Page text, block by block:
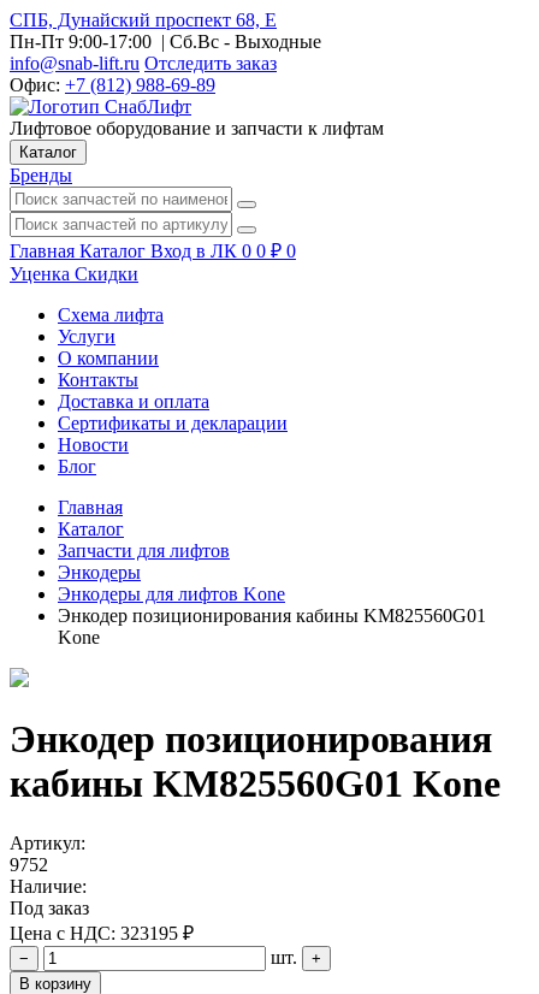
СПБ, Дунайский проспект 68, Е
Пн-Пт 9:00-17:00 | Сб.Вс - Выходные
info@snab-lift.ru Отследить заказ
Офис: +7 (812) 988-69-89
Лифтовое оборудование и запчасти к лифтам
Каталог
Бренды
Главная Каталог Вход в ЛК 0 0 ₽ 0
Уценка Скидки
Схема лифта
Услуги
О компании
Контакты
Доставка и оплата
Сертификаты и декларации
Новости
Блог
Главная
Каталог
Запчасти для лифтов
Энкодеры
Энкодеры для лифтов Kone
Энкодер позиционирования кабины KM825560G01
Kone
Энкодер позиционирования
кабины KM825560G01 Kone
Артикул:
9752
Наличие:
Под заказ
Цена с НДС: 323195 ₽
− шт.
+
В корзину